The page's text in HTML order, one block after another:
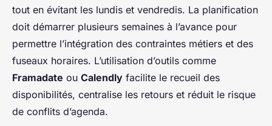
tout en évitant les lundis et vendredis. La planification
doit démarrer plusieurs semaines à l’avance pour
permettre l’intégration des contraintes métiers et des
fuseaux horaires. L’utilisation d’outils comme
Framadate ou Calendly facilite le recueil des
disponibilités, centralise les retours et réduit le risque
de conflits d’agenda.